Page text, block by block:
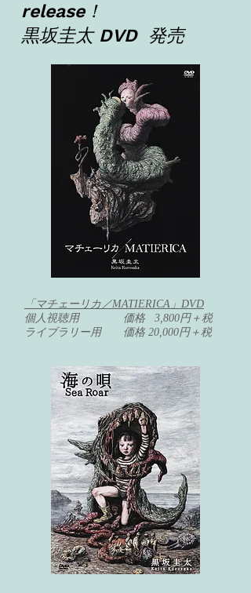
release！
黒坂圭太 DVD 発売
「マチェーリカ／MATIERICA」DVD
個人視聴用 価格 3,800円＋税
ライブラリー用 価格 20,000円＋税